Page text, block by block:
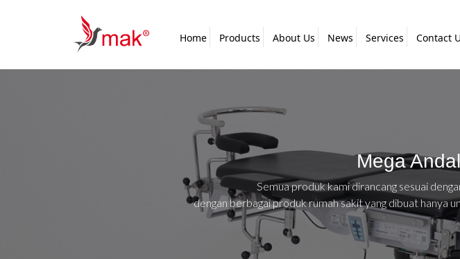
Home Products About Us News Services Contact
Mega
Semua produk kami dirancang sesuai
dengan berbagai produk rumah sakit yang dibuat hanya